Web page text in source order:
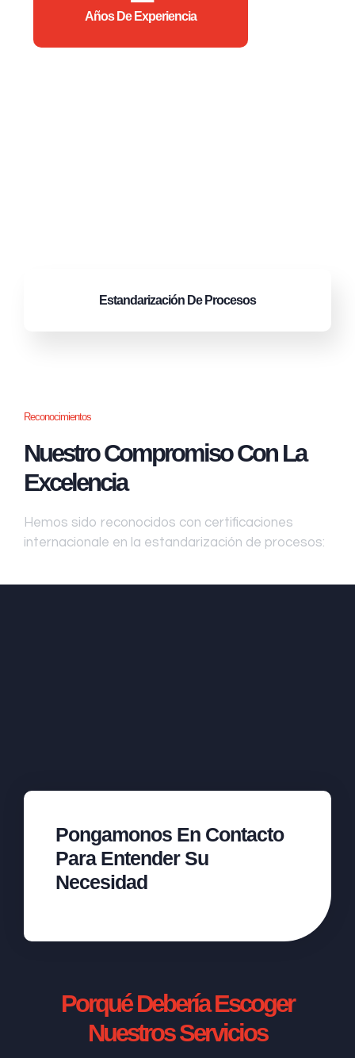
Años De Experiencia
Estandarización De Procesos
Reconocimientos
Nuestro Compromiso Con La
Excelencia
Hemos sido reconocidos con certificaciones
internacionale en la estandarización de procesos:
Pongamonos En Contacto
Para Entender Su
Necesidad
Porqué Debería Escoger
Nuestros Servicios